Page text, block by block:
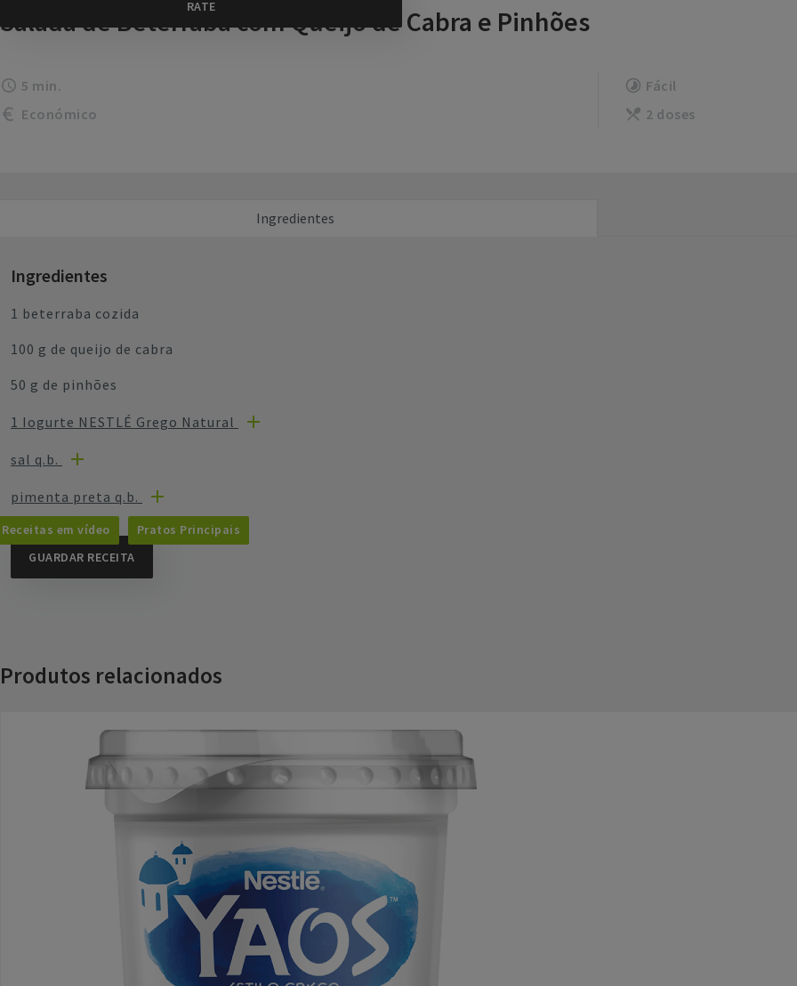
Salada de Beterraba com Queijo de Cabra e Pinhões
5 min.
Fácil
Económico
2 doses
Ingredientes
Ingredientes
1 beterraba cozida
100 g de queijo de cabra
50 g de pinhões
1 Iogurte NESTLÉ Grego Natural
sal q.b.
pimenta preta q.b.
GUARDAR RECEITA
Receitas em vídeo Pratos Principais
Produtos relacionados